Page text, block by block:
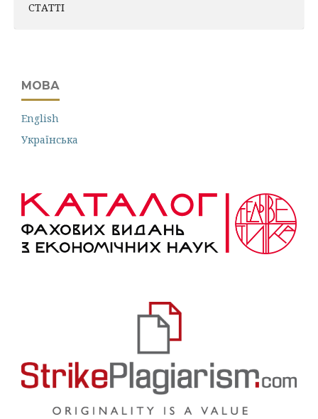
СТАТТІ
МОВА
English
Українська